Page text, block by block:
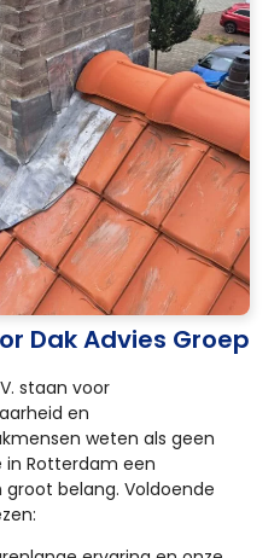
Dak Advies Groep
staan voor
en
weten als geen
Rotterdam een
belang. Voldoende